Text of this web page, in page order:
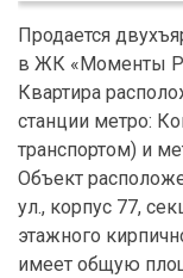
Продается
в ЖК «Моменты
Квартира
станции метро:
транспортом) и
Объект
ул., корпус 77,
этажного
имеет общую